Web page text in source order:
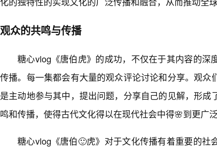
观众的共鸣与传播
糖心vlog《唐伯虎》的成功，不仅在于其内容的深
传播。每一集都会有大量的观众评论讨论和分享。观众
是主动地参与其中，提出问题，分享自己的见解，形成
鸣和传播，使得古代文化得以在现代社会中得🌸到更广
糖心vlog《唐伯🙂虎》对于文化传播有着重要的社